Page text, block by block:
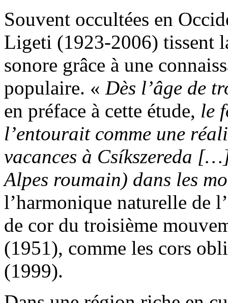
Souvent occultées en
Ligeti (1923-2006) tissent
sonore grâce à une
populaire. « Dès l’âge de
en préface à cette étude, le
l’entourait comme une
vacances à Csíkszereda
Alpes roumain) dans les
l’harmonique naturelle de
de cor du troisième
(1951), comme les cors
(1999).